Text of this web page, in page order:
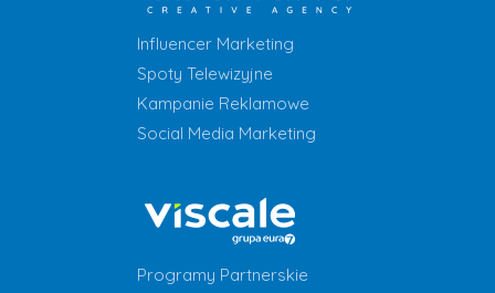
Influencer Marketing
Spoty Telewizyjne
Kampanie Reklamowe
Social Media Marketing
Programy Partnerskie